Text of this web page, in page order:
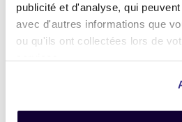
publicité et d'analyse, qui
avec d'autres informations que
ou qu'ils ont collectées lors de
Désactivez
votre
(iPhone, iPad,
(Android)
(valable pour tous
Pour obtenir de